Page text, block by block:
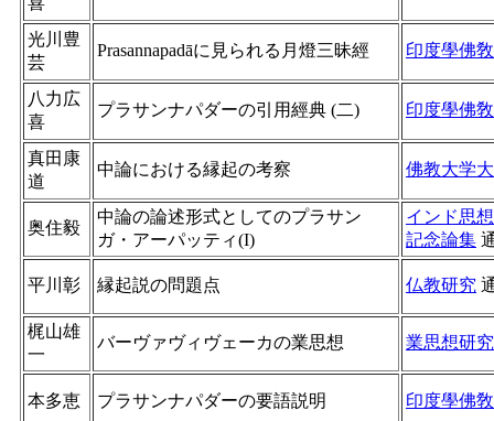
光川豊
芸
Prasannapadāに見られる月燈三昧經 印度學佛
八力広
喜
プラサンナパダーの引用經典 (二) 印度學佛
真田康
道
中論における縁起の考察 佛教大学
奥住毅
中論の論述形式としてのプラサン
ガ・アーパッティ(I)
インド思
記念論集
平川彰 縁起説の問題点 仏教研究
梶山雄
一
バーヴァヴィヴェーカの業思想 業思想研究
本多恵 プラサンナパダーの要語説明 印度學佛